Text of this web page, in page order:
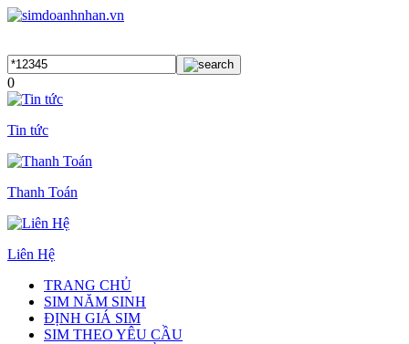
0
Tin tức
Thanh Toán
Liên Hệ
TRANG CHỦ
SIM NĂM SINH
ĐỊNH GIÁ SIM
SIM THEO YÊU CẦU